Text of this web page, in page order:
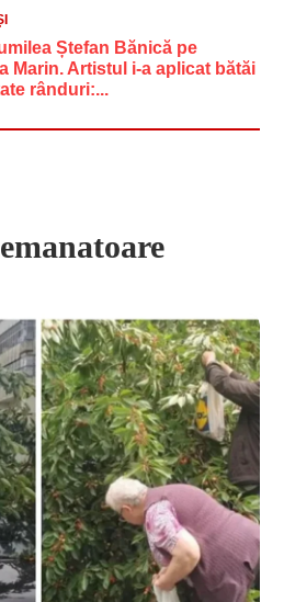
Ștefan Bănică pe
Marin. Artistul i-a aplicat bătăi
rânduri:...